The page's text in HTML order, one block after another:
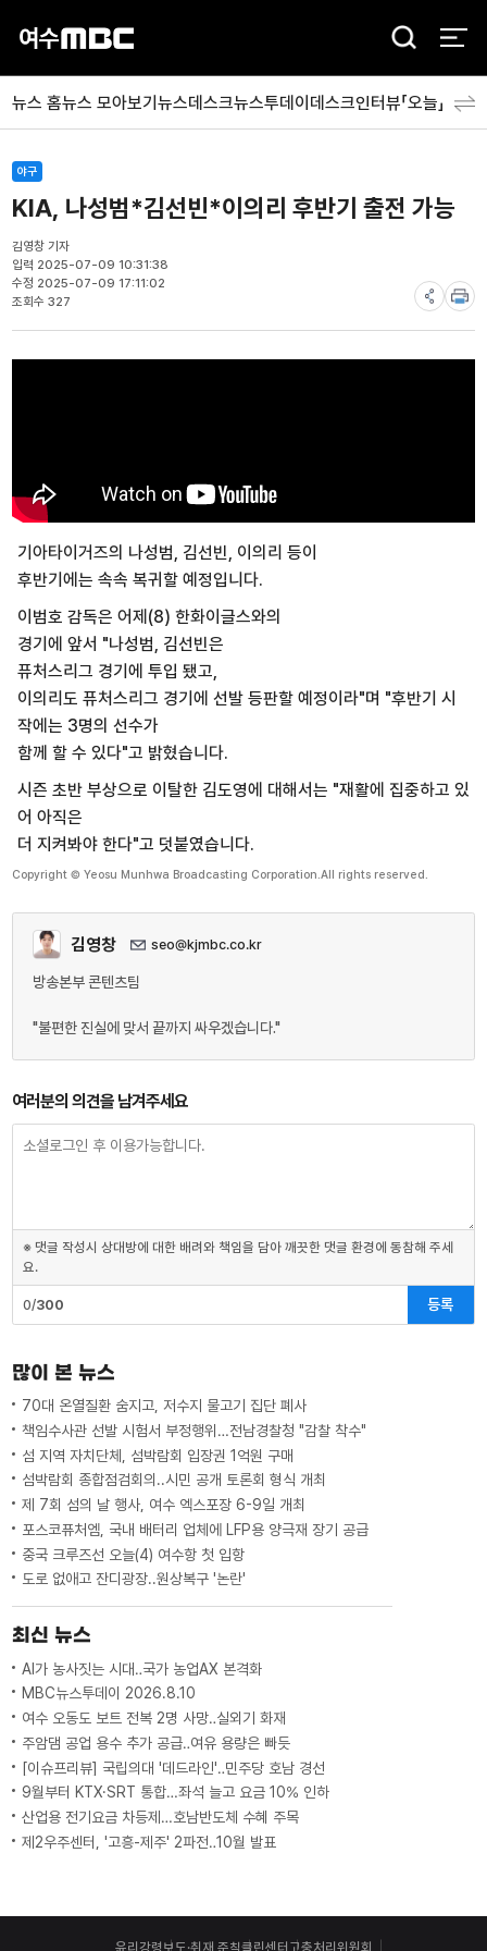
검
뉴스 홈뉴스 모아보기뉴스데스크뉴스투데이데스크인터뷰「오늘」 분야
야구
KIA, 나성범*김선빈*이의리 후반기 출전 가능
김영창 기자
입력 2025-07-09 10:31:38
수정 2025-07-09 17:11:02
조회수 327
기아타이거즈의 나성범, 김선빈, 이의리 등이
후반기에는 속속 복귀할 예정입니다.
이범호 감독은 어제(8) 한화이글스와의
경기에 앞서 "나성범, 김선빈은
퓨처스리그 경기에 투입 됐고,
이의리도 퓨처스리그 경기에 선발 등판할 예정이라"며 "후반기 시
작에는 3명의 선수가
함께 할 수 있다"고 밝혔습니다.
시즌 초반 부상으로 이탈한 김도영에 대해서는 "재활에 집중하고 있
어 아직은
더 지켜봐야 한다"고 덧붙였습니다.
Copyright © Yeosu Munhwa Broadcasting Corporation.All rights reserved.
김영창 seo@kjmbc.co.kr
방송본부 콘텐츠팀
"불편한 진실에 맞서 끝까지 싸우겠습니다."
여러분의 의견을 남겨주세요
※ 댓글 작성시 상대방에 대한 배려와 책임을 담아 깨끗한 댓글 환경에 동참해 주세
요.
0/300 등록
많이 본 뉴스
70대 온열질환 숨지고, 저수지 물고기 집단 폐사
책임수사관 선발 시험서 부정행위…전남경찰청 "감찰 착수"
섬 지역 자치단체, 섬박람회 입장권 1억원 구매
섬박람회 종합점검회의..시민 공개 토론회 형식 개최
제 7회 섬의 날 행사, 여수 엑스포장 6-9일 개최
포스코퓨처엠, 국내 배터리 업체에 LFP용 양극재 장기 공급
중국 크루즈선 오늘(4) 여수항 첫 입항
도로 없애고 잔디광장..원상복구 '논란'
최신 뉴스
AI가 농사짓는 시대‥국가 농업AX 본격화
MBC뉴스투데이 2026.8.10
여수 오동도 보트 전복 2명 사망‥실외기 화재
주암댐 공업 용수 추가 공급‥여유 용량은 빠듯
[이슈프리뷰] 국립의대 '데드라인'‥민주당 호남 경선
9월부터 KTX·SRT 통합…좌석 늘고 요금 10% 인하
산업용 전기요금 차등제…호남반도체 수혜 주목
제2우주센터, '고흥-제주' 2파전‥10월 발표
윤리강령 보도·취재 준칙클린센터 고충처리위원회